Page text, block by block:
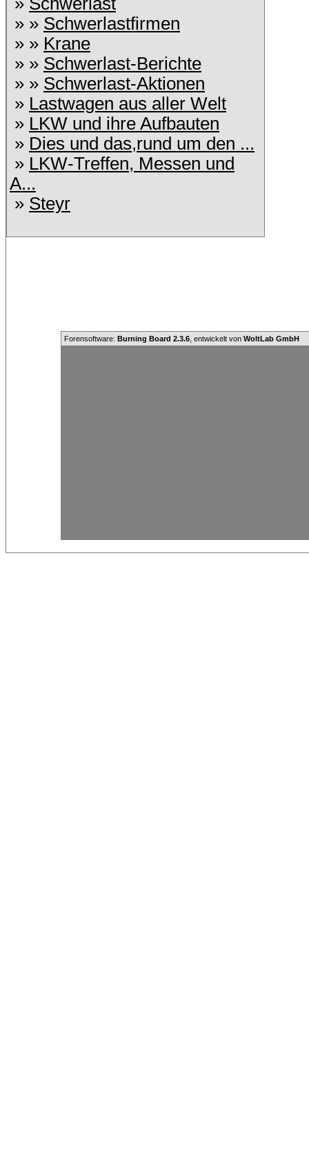
» » Schwerlastfirmen
» » Krane
» » Schwerlast-Berichte
» » Schwerlast-Aktionen
» Lastwagen aus aller Welt
» LKW und ihre Aufbauten
» Dies und das,rund um den ...
» LKW-Treffen, Messen und
A...
» Steyr
Forensoftware: Burning Board 2.3.6, entwickelt von WoltLab GmbH